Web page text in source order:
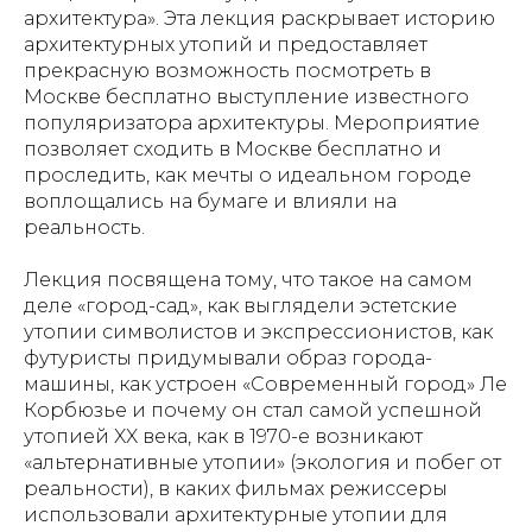
архитектура». Эта лекция раскрывает историю
архитектурных утопий и предоставляет
прекрасную возможность посмотреть в
Москве бесплатно выступление известного
популяризатора архитектуры. Мероприятие
позволяет сходить в Москве бесплатно и
проследить, как мечты о идеальном городе
воплощались на бумаге и влияли на
реальность.
Лекция посвящена тому, что такое на самом
деле «город-сад», как выглядели эстетские
утопии символистов и экспрессионистов, как
футуристы придумывали образ города-
машины, как устроен «Современный город» Ле
Корбюзье и почему он стал самой успешной
утопией XX века, как в 1970-е возникают
«альтернативные утопии» (экология и побег от
реальности), в каких фильмах режиссеры
использовали архитектурные утопии для